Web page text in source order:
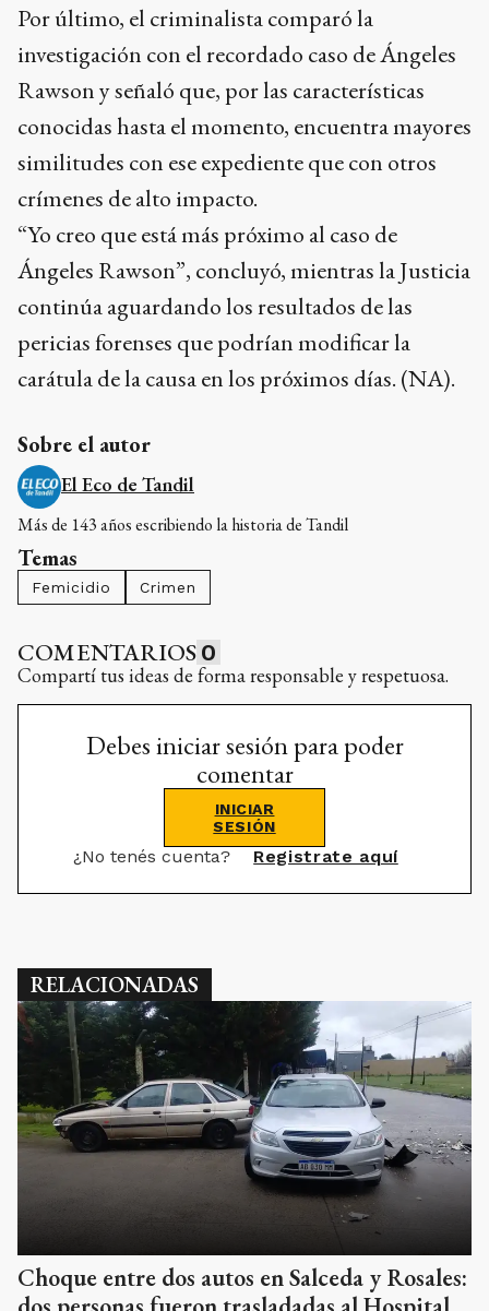
Por último, el criminalista comparó la
investigación con el recordado caso de Ángeles
Rawson y señaló que, por las características
conocidas hasta el momento, encuentra mayores
similitudes con ese expediente que con otros
crímenes de alto impacto.
“Yo creo que está más próximo al caso de
Ángeles Rawson”, concluyó, mientras la Justicia
continúa aguardando los resultados de las
pericias forenses que podrían modificar la
carátula de la causa en los próximos días. (NA).
Sobre el autor
El Eco de Tandil
Más de 143 años escribiendo la historia de Tandil
Temas
Femicidio Crimen
COMENTARIOS 0
Compartí tus ideas de forma responsable y respetuosa.
Debes iniciar sesión para poder
comentar
INICIAR
SESIÓN
¿No tenés cuenta? Registrate aquí
RELACIONADAS
Choque entre dos autos en Salceda y Rosales: